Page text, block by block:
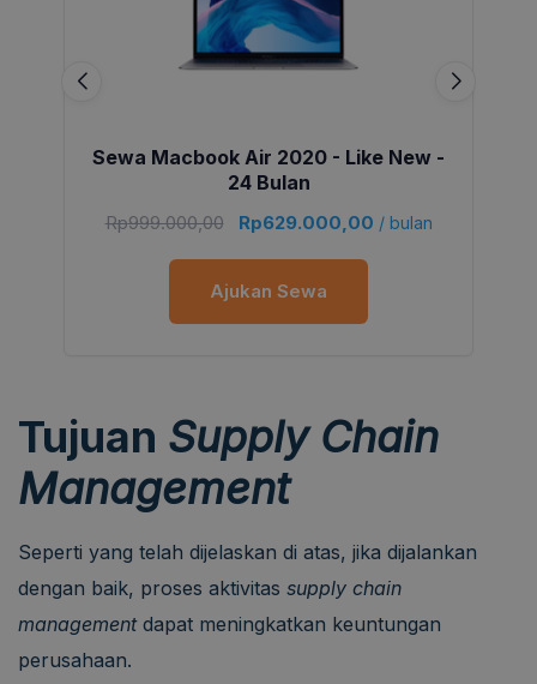
Sewa Macbook Air 2020 - Like New -
24 Bulan
Rp999.000,00 Rp629.000,00 / bulan
Ajukan Sewa
Tujuan Supply Chain
Management
Seperti yang telah dijelaskan di atas, jika dijalankan
dengan baik, proses aktivitas supply chain
management dapat meningkatkan keuntungan
perusahaan.